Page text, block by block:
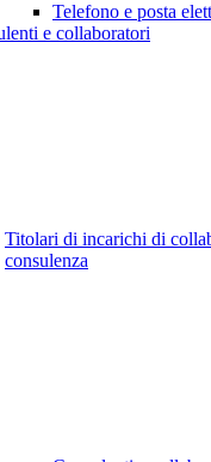
Telefono e posta
e collaboratori
Titolari di incarichi di
consulenza